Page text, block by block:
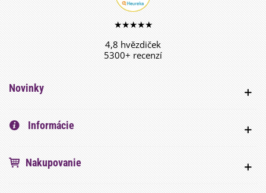
★★★★★
4,8 hvězdiček
5300+ recenzí
Novinky
Informácie
Nakupovanie